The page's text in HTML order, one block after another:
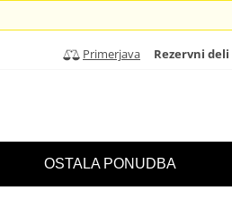
Primerjava Rezervni
OSTALA PONUDBA